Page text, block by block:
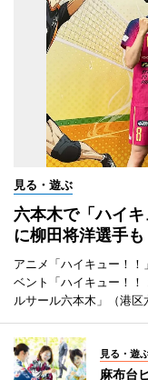
見る・遊ぶ
六本木で「ハイ
に柳田将洋選手も
アニメ「ハイキュー！
ベント「ハイキュー！
ルサール六本木」（港区
見る・遊
麻布台